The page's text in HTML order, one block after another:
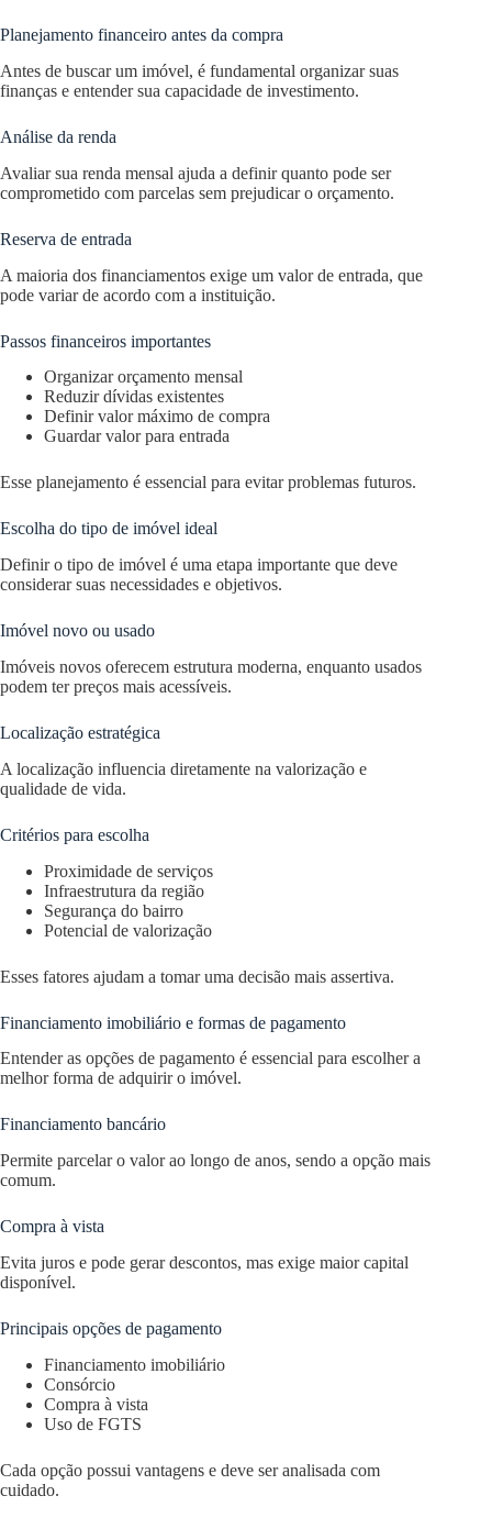
Planejamento financeiro antes da compra
Antes de buscar um imóvel, é fundamental organizar suas
finanças e entender sua capacidade de investimento.
Análise da renda
Avaliar sua renda mensal ajuda a definir quanto pode ser
comprometido com parcelas sem prejudicar o orçamento.
Reserva de entrada
A maioria dos financiamentos exige um valor de entrada, que
pode variar de acordo com a instituição.
Passos financeiros importantes
Organizar orçamento mensal
Reduzir dívidas existentes
Definir valor máximo de compra
Guardar valor para entrada
Esse planejamento é essencial para evitar problemas futuros.
Escolha do tipo de imóvel ideal
Definir o tipo de imóvel é uma etapa importante que deve
considerar suas necessidades e objetivos.
Imóvel novo ou usado
Imóveis novos oferecem estrutura moderna, enquanto usados
podem ter preços mais acessíveis.
Localização estratégica
A localização influencia diretamente na valorização e
qualidade de vida.
Critérios para escolha
Proximidade de serviços
Infraestrutura da região
Segurança do bairro
Potencial de valorização
Esses fatores ajudam a tomar uma decisão mais assertiva.
Financiamento imobiliário e formas de pagamento
Entender as opções de pagamento é essencial para escolher a
melhor forma de adquirir o imóvel.
Financiamento bancário
Permite parcelar o valor ao longo de anos, sendo a opção mais
comum.
Compra à vista
Evita juros e pode gerar descontos, mas exige maior capital
disponível.
Principais opções de pagamento
Financiamento imobiliário
Consórcio
Compra à vista
Uso de FGTS
Cada opção possui vantagens e deve ser analisada com
cuidado.